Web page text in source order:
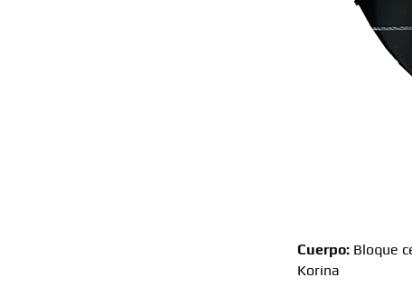
Cuerpo: Bloque
Korina